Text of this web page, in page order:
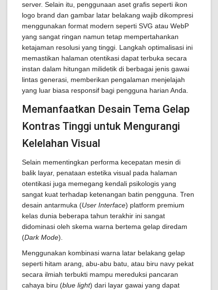
server. Selain itu, penggunaan aset grafis seperti ikon
logo brand dan gambar latar belakang wajib dikompresi
menggunakan format modern seperti SVG atau WebP
yang sangat ringan namun tetap mempertahankan
ketajaman resolusi yang tinggi. Langkah optimalisasi ini
memastikan halaman otentikasi dapat terbuka secara
instan dalam hitungan milidetik di berbagai jenis gawai
lintas generasi, memberikan pengalaman menjelajah
yang luar biasa responsif bagi pengguna harian Anda.
Memanfaatkan Desain Tema Gelap
Kontras Tinggi untuk Mengurangi
Kelelahan Visual
Selain mementingkan performa kecepatan mesin di
balik layar, penataan estetika visual pada halaman
otentikasi juga memegang kendali psikologis yang
sangat kuat terhadap ketenangan batin pengguna. Tren
desain antarmuka (User Interface) platform premium
kelas dunia beberapa tahun terakhir ini sangat
didominasi oleh skema warna bertema gelap diredam
(Dark Mode).
Menggunakan kombinasi warna latar belakang gelap
seperti hitam arang, abu-abu batu, atau biru navy pekat
secara ilmiah terbukti mampu mereduksi pancaran
cahaya biru (blue light) dari layar gawai yang dapat